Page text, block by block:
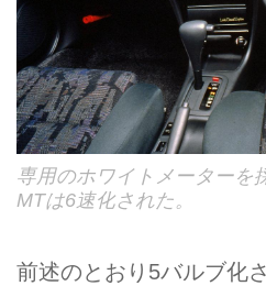
専用のホワイトメーターを
MTは6速化された。
前述のとおり5バルブ化